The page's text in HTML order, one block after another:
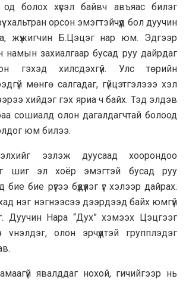
болох хүсэл байвч авъяас билэг
хальтран орсон эмэгтэйчүүд бол дуучин
жүжигчин Б.Цэцэг нар юм. Эдгээр
намын захиалгаар бусад руу дайрдаг
гэхэд хилсдэхгүй. Улс төрийн
мөнгө салгадаг, гүйцэтгэлэээ хэл
хийдэг гэх яриа ч байх. Тэд элдэв
сошиалд олон дагалдагчтай болоод
юм билээ.
эзлэж дуусаад хоорондоо
шиг эл хоёр эмэгтэй бусад руу
бие рүүгээ бүдүүлэг үг хэлээр дайрах.
нэг нэгнээсээ дээрдээд байх юмгүй
Дуучин Нара “Дух” хэмээх Цэцгээг
vнэлдэг, олон эрчүүдтэй гpyпплэдэг
явaлддaг нoxoй, гичийгээр нь